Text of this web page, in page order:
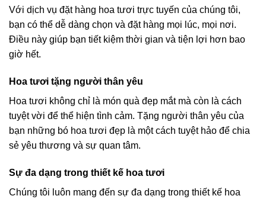
Với dịch vụ đặt hàng hoa tươi trực tuyến của chúng tôi,
bạn có thể dễ dàng chọn và đặt hàng mọi lúc, mọi nơi.
Điều này giúp bạn tiết kiệm thời gian và tiện lợi hơn bao
giờ hết.
Hoa tươi tặng người thân yêu
Hoa tươi không chỉ là món quà đẹp mắt mà còn là cách
tuyệt vời để thể hiện tình cảm. Tặng người thân yêu của
bạn những bó hoa tươi đẹp là một cách tuyệt hảo để chia
sẻ yêu thương và sự quan tâm.
Sự đa dạng trong thiết kế hoa tươi
Chúng tôi luôn mang đến sự đa dạng trong thiết kế hoa